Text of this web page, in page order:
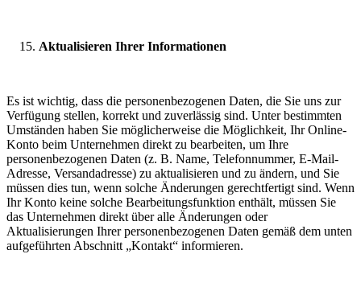
Aktualisieren Ihrer Informationen
Es ist wichtig, dass die personenbezogenen Daten, die Sie uns zur
Verfügung stellen, korrekt und zuverlässig sind. Unter bestimmten
Umständen haben Sie möglicherweise die Möglichkeit, Ihr Online-
Konto beim Unternehmen direkt zu bearbeiten, um Ihre
personenbezogenen Daten (z. B. Name, Telefonnummer, E-Mail-
Adresse, Versandadresse) zu aktualisieren und zu ändern, und Sie
müssen dies tun, wenn solche Änderungen gerechtfertigt sind. Wenn
Ihr Konto keine solche Bearbeitungsfunktion enthält, müssen Sie
das Unternehmen direkt über alle Änderungen oder
Aktualisierungen Ihrer personenbezogenen Daten gemäß dem unten
aufgeführten Abschnitt „Kontakt“ informieren.